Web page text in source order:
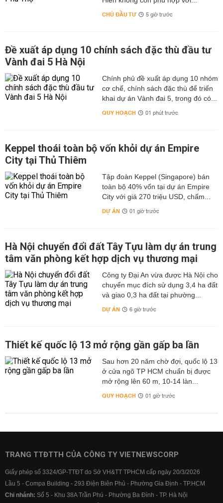
CHỦ ĐẦU TƯ 5 giờ trước
Đề xuất áp dụng 10 chính sách đặc thù đầu tư
Vành đai 5 Hà Nội
Chính phủ đề xuất áp dụng 10 nhóm
cơ chế, chính sách đặc thù để triển
khai dự án Vành đai 5, trong đó có...
QUY HOẠCH 01 phút trước
Keppel thoái toàn bộ vốn khỏi dự án Empire
City tại Thủ Thiêm
Tập đoàn Keppel (Singapore) bán
toàn bộ 40% vốn tại dự án Empire
City với giá 270 triệu USD, chấm...
DỰ ÁN 01 giờ trước
Hà Nội chuyển đổi đất Tây Tựu làm dự án trung
tâm văn phòng kết hợp dịch vụ thương mại
Công ty Đại An vừa được Hà Nội cho
chuyển mục đích sử dụng 3,4 ha đất
và giao 0,3 ha đất tại phường...
DỰ ÁN 6 giờ trước
Thiết kế quốc lộ 13 mở rộng gần gấp ba lần
Sau hơn 20 năm chờ đợi, quốc lộ 13
ở cửa ngõ TP HCM chuẩn bị được
mở rộng lên 60 m, 10-14 làn...
QUY HOẠCH 01 giờ trước
TRANG TTĐTTH CỦA CÔNG TY VIETNEWSCORP
Giấy phép số 3324/GP-TTĐT do Sở VH&TT TPHCM cấp ngày 20/3/2026
Lầu 5 - Compa Building - 293 Điện Biên Phủ - Phường Gia Định - TP.HCM
Chi nhánh: Số 5 - Khu 38A Trần Phú - Phường Ba Đình - TP. Hà Nội